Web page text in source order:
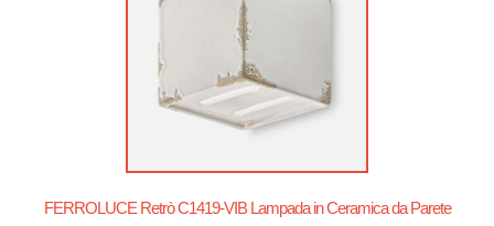
FERROLUCE Retrò C1419-VIB Lampada in Ceramica da Parete